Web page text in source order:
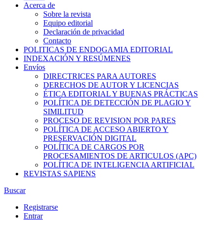
Acerca de
Sobre la revista
Equipo editorial
Declaración de privacidad
Contacto
POLITICAS DE ENDOGAMIA EDITORIAL
INDEXACIÓN Y RESÚMENES
Envíos
DIRECTRICES PARA AUTORES
DERECHOS DE AUTOR Y LICENCIAS
ÉTICA EDITORIAL Y BUENAS PRÁCTICAS
POLÍTICA DE DETECCIÓN DE PLAGIO Y
SIMILITUD
PROCESO DE REVISION POR PARES
POLÍTICA DE ACCESO ABIERTO Y
PRESERVACIÓN DIGITAL
POLÍTICA DE CARGOS POR
PROCESAMIENTOS DE ARTICULOS (APC)
POLÍTICA DE INTELIGENCIA ARTIFICIAL
REVISTAS SAPIENS
Buscar
Registrarse
Entrar